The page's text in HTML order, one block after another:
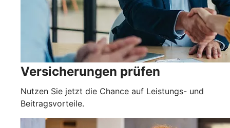
Versicherungen prüfen
Nutzen Sie jetzt die Chance auf Leistungs- und
Beitragsvorteile.